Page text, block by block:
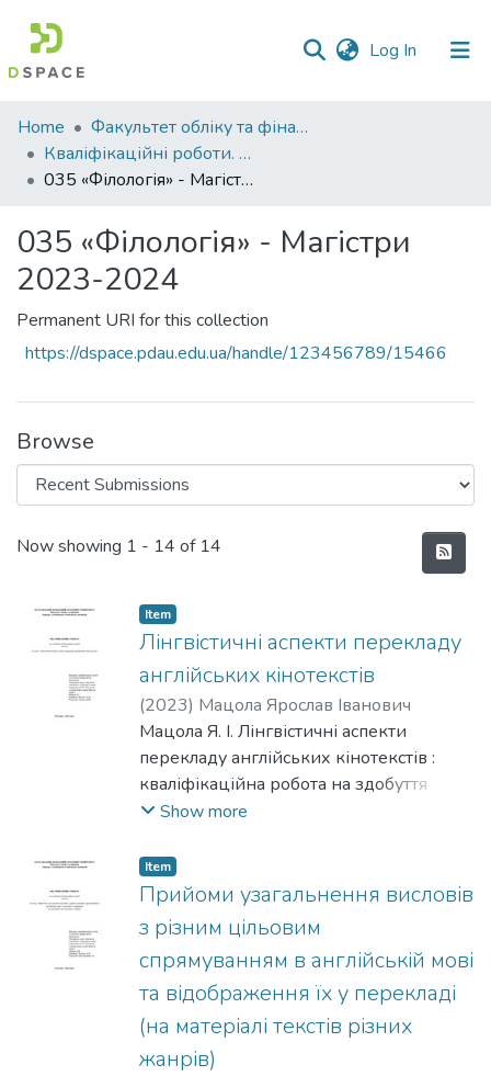
Log In (current)
Communities
&
Collections
Statistics
Home
Факультет обліку та фінансів
Кваліфікаційні роботи. Факультет обліку та фінансів
035 «Філологія» - Магістри 2023-2024
035 «Філологія» - Магістри
2023-2024
Permanent URI for this collection
https://dspace.pdau.edu.ua/handle/123456789/15466
Browse
Recent Submissions
Now showing 1 - 14 of 14
Item
Лінгвістичні аспекти перекладу
англійських кінотекстів
(2023) Мацола Ярослав Іванович
Мацола Я. І. Лінгвістичні аспекти
перекладу англійських кінотекстів :
кваліфікаційна робота на здобуття
освітнього ступеня магістра : спец. 035
Полтавський державний аграрний
університет. Полтава. 2023. 64 с.
Show more
Item
Прийоми узагальнення висловів
з різним цільовим
спрямуванням в англійській мові
та відображення їх у перекладі
(на матеріалі текстів різних
жанрів)